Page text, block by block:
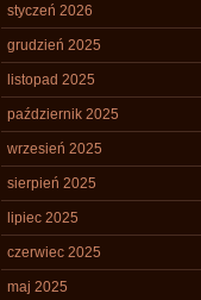
styczeń 2026
grudzień 2025
listopad 2025
październik 2025
wrzesień 2025
sierpień 2025
lipiec 2025
czerwiec 2025
maj 2025